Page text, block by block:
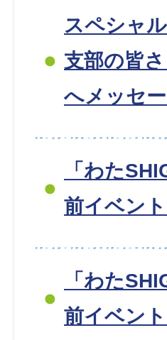
スペシャ
支部の皆
へメッセ
「わた
前イベン
「わた
前イベン